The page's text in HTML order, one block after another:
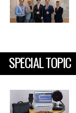
SPECIAL TOPIC